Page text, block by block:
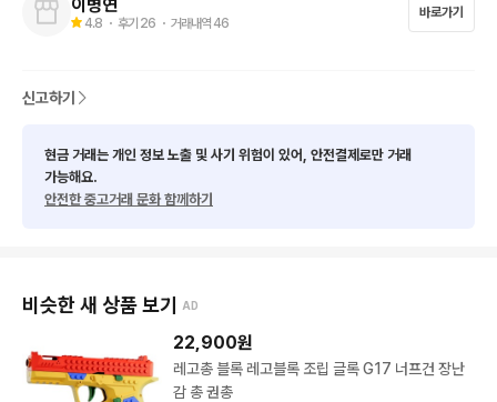
이병연
4.8 ・ 후기 26 ・ 거래내역 46
바로가기
신고하기
현금 거래는 개인 정보 노출 및 사기 위험이 있어, 안전결제로만 거래
가능해요.
안전한 중고거래 문화 함께하기
비슷한 새 상품 보기 AD
22,900원
레고총 블록 레고블록 조립 글록 G17 너프건 장난
감 총 권총